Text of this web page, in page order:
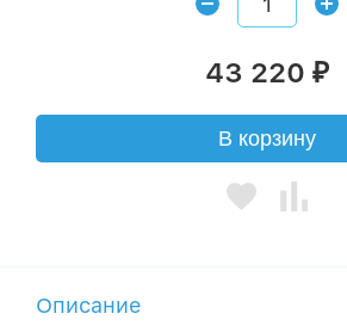
43 220 ₽
В корзину
Описание